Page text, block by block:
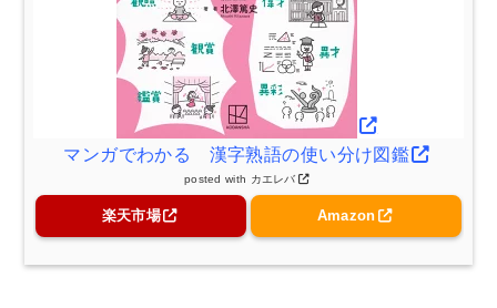
マンガでわかる 漢字熟語の使い分け図鑑
posted with カエレバ
楽天市場 Amazon